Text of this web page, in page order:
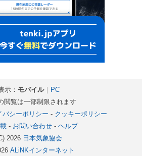
示： モバイル｜
PC
閲覧は一部制限されます
バシーポリシー - クッキーポリシー
- お問い合わせ- ヘルプ
2026 日本気象協会
ALiNKインターネット